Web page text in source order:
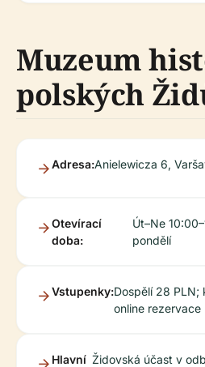
Muzeum
polských
Adresa:Anielewicza 6,
Otevírací
doba:
Út–Ne
pondělí
Vstupenky:Dospělí 28 PLN;
online
Hlavní Židovská účast v